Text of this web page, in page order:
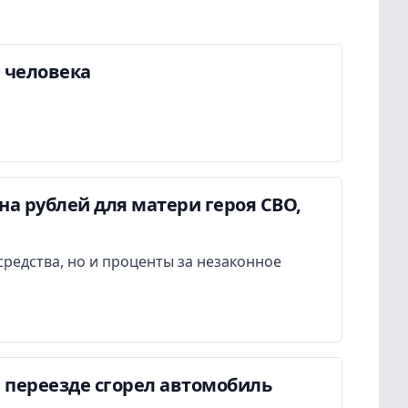
рублей для матери героя СВО,
но и проценты за незаконное
сгорел автомобиль